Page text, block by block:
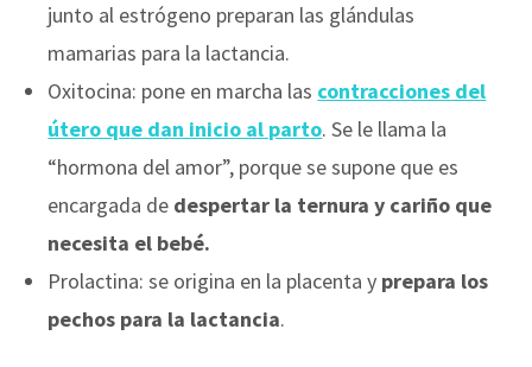
junto al estrógeno preparan las glándulas
mamarias para la lactancia.
Oxitocina: pone en marcha las contracciones del
útero que dan inicio al parto. Se le llama la
“hormona del amor”, porque se supone que es
encargada de despertar la ternura y cariño que
necesita el bebé.
Prolactina: se origina en la placenta y prepara los
pechos para la lactancia.